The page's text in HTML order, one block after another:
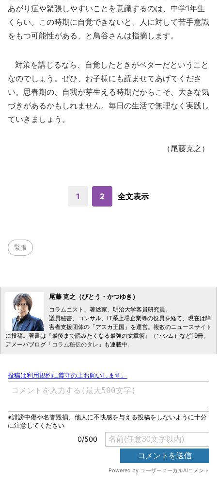
あがり症や緊張しやすいことを意識するのは、中学1年生
くらい。この時期に自覚できないと、人に対して苦手意識
をもつ可能性がある、と鳥谷さんは指摘します。
対策を講じるなら、自覚したときがベターだということ
なのでしょう。ぜひ、お子様にも読ませてあげてくださ
い。思春期の、自我が芽生える時期だからこそ、大きな気
づきがあるかもしれません。毎日の生活で無理なく実践し
ていきましょう。
（尾藤克之）
1 2 全文表示
緊張
尾藤 克之（びとう・かつゆき）
コラムニスト、著述家、明治大学客員研究員。
議員秘書、コンサル、IT系上場企業等の役員を経て、現在は障
害者支援団体の「アスカ王国」を運営。複数のニュースサイト
に投稿。著書は『最後まで読みたくなる最強の文章術』（ソシム）など19冊。
アメーバブログ「コラム秘伝のタレ 」も連載中。